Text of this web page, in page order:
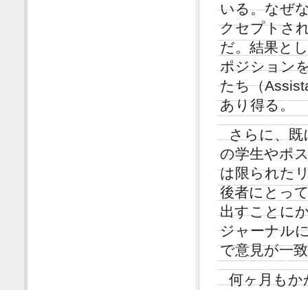
いる。なぜ
クセプトさ
だ。結果と
ポジション
たち（
あり得る。
さらに、
の学生やポ
は限られた
後者にとっ
出すことに
ジャーナル
で意見が一
何ヶ月もか